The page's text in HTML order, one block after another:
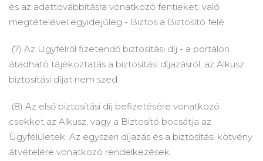
és az adattovábbításra vonatkozó fentieket. való
megtételével egyidejűleg - Biztos a Biztosító felé.
(7) Az Ügyfélről fizetendő biztosítási díj - a portálon
átadható tájékoztatás a biztosítási díjazásról, az Alkusz
biztosítási díjat nem szed.
(8) Az első biztosítási díj befizetésére vonatkozó
csekket az Alkusz, vagy a Biztosító bocsátja az
Ügyfélületek. Az egyszeri díjazás és a biztosítási kötvény
átvételére vonatkozó rendelkezések.